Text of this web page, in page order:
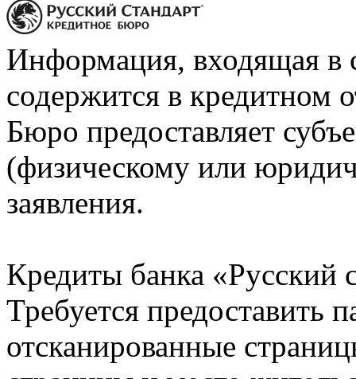
Информация, входящая в
содержится в кредитном
Бюро предоставляет
(физическому или
заявления.
Кредиты банка «Русский
Требуется предоставить
отсканированные